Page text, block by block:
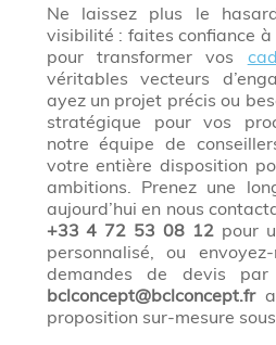
Ne laissez plus le
visibilité : faites confiance
pour transformer vos
véritables vecteurs
ayez un projet précis ou
stratégique pour vos
notre équipe de
votre entière disposition
ambitions. Prenez une
aujourd’hui en nous
+33 4 72 53 08 12 pour
personnalisé, ou
demandes de devis par
bclconcept@bclconcept.fr
proposition sur-mesure